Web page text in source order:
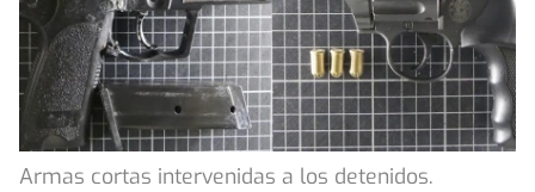
Armas cortas intervenidas a los detenidos.